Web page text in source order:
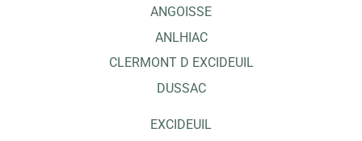
ANGOISSE
ANLHIAC
CLERMONT D EXCIDEUIL
DUSSAC
EXCIDEUIL